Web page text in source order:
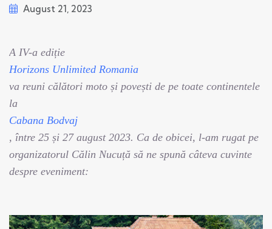
August 21, 2023
A IV-a ediție
Horizons Unlimited Romania
va reuni călători moto și povești de pe toate continentele
la
Cabana Bodvaj
, între 25 și 27 august 2023. Ca de obicei, l-am rugat pe
organizatorul Călin Nucuță să ne spună câteva cuvinte
despre eveniment: